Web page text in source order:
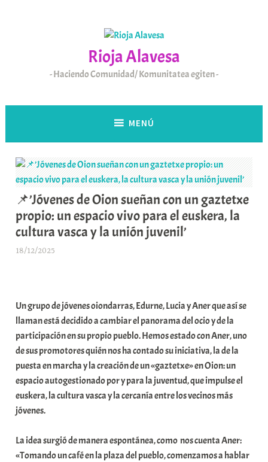
Rioja Alavesa
Haciendo Comunidad/ Komunitatea egiten
MENÚ
📌’Jóvenes de Oion sueñan con un gaztetxe
propio: un espacio vivo para el euskera, la
cultura vasca y la unión juvenil’
18/12/2025
a
r
E
r
r
i
o
K
Un grupo de jóvenes oiondarras, Edurne, Lucia y Aner que así se
llaman está decidido a cambiar el panorama del ocio y de la
participación en su propio pueblo. Hemos estado con Aner, uno
de sus promotores quién nos ha contado su iniciativa, la de la
puesta en marcha y la creación de un «gaztetxe» en Oion: un
espacio autogestionado por y para la juventud, que impulse el
euskera, la cultura vasca y la cercanía entre los vecinos más
jóvenes.
La idea surgió de manera espontánea, como nos cuenta Aner:
«Tomando un café en la plaza del pueblo, comenzamos a hablar